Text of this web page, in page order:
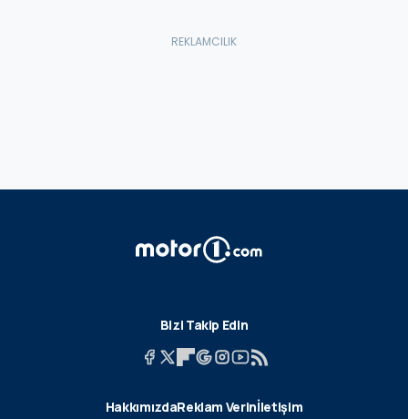
Bizi Takip Edin
HakkımızdaReklam Verinİletişim